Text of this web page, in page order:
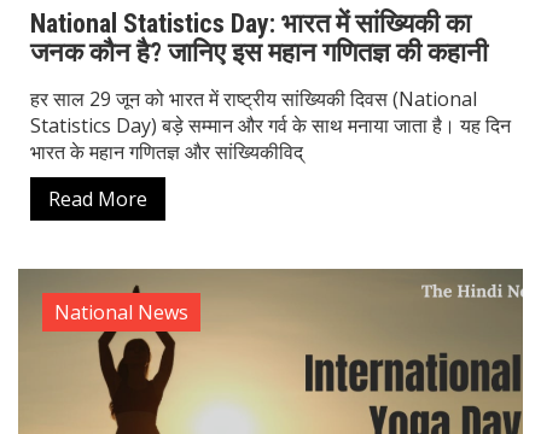
National Statistics Day: भारत में सांख्यिकी का
जनक कौन है? जानिए इस महान गणितज्ञ की कहानी
हर साल 29 जून को भारत में राष्ट्रीय सांख्यिकी दिवस (National
Statistics Day) बड़े सम्मान और गर्व के साथ मनाया जाता है। यह दिन
भारत के महान गणितज्ञ और सांख्यिकीविद्
Read More
National News